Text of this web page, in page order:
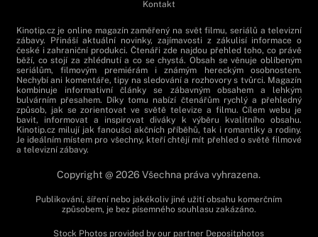
Kontakt
Kinotip.cz je online magazín zaměřený na svět filmu, seriálů a televizní
zábavy. Přináší aktuální novinky, zajímavosti z zákulisí informace o
české i zahraniční produkci. Čtenáři zde najdou přehled toho, co právě
běží, co stojí za zhlédnutí a co se chystá. Obsah se věnuje oblíbeným
seriálům, filmovým premiérám i známým hereckým osobnostem.
Nechybí ani komentáře, tipy na sledování a rozhovory s tvůrci. Magazín
kombinuje informativní články se zábavným obsahem a lehkým
bulvárním přesahem. Díky tomu nabízí čtenářům rychlý a přehledný
způsob, jak se zorientovat ve světě televize a filmu. Cílem webu je
bavit, informovat a inspirovat diváky k výběru kvalitního obsahu.
Kinotip.cz milují jak fanoušci akčních příběhů, tak i romantiky a rodiny.
Je ideálním místem pro všechny, kteří chtějí mít přehled o světě filmové
a televizní zábavy.
Copyright @ 2026 Všechna práva vyhrazena.
Publikování, šíření nebo jakékoliv jiné užití obsahu komerčním
způsobem, je bez písemného souhlasu zakázáno.
Stock Photos provided by our partner Depositphotos